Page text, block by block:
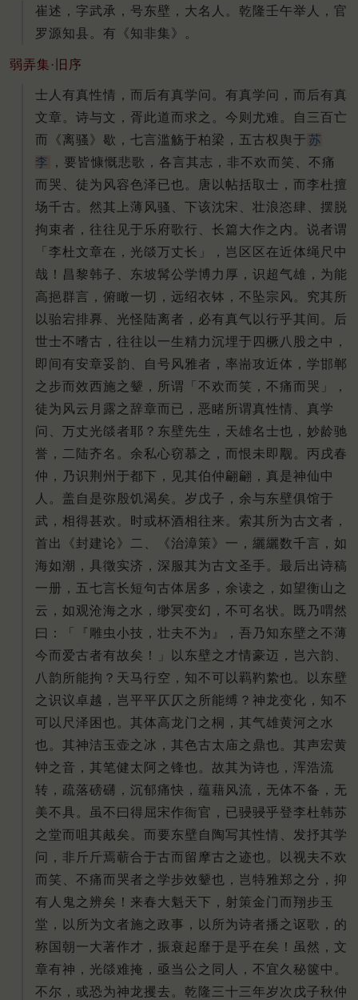
崔述，字武承，号东壁，大名人。乾隆壬午举人，官
罗源知县。有《知非集》。
弱弄集·旧序
士人有真性情，而后有真学问。 有真学问，而后有真
文章。 诗与文，胥此道而求之。 今则尤难。
自三百亡
而《离骚》歇，七言滥觞于柏梁，五古权舆于 苏
李
，要皆慷慨悲歌，各言其志，非不欢而笑、不痛
而哭、徒为风容色泽已也。
唐以帖括取士，而李杜擅
场千古。 然其上薄风骚、下该沈宋、壮浪恣肆、摆脱
拘束者，往往见于乐府歌行、长篇大作之内。 说者谓
「李杜文章在，光燄万丈长」，岂区区在近体绳尺中
哉！ 昌黎韩子、东坡髯公学博力厚，识超气雄，为能
高挹群言，俯瞰一切，远绍衣钵，不坠宗风。 究其所
以骀宕排奡、光怪陆离者，必有真气以行乎其间。
后
世士不嗜古，往往以一生精力沉埋于四橛八股之中，
即间有安章妥韵、自号风雅者，率耑攻近体，学邯郸
之步而效西施之颦，所谓「不欢而笑，不痛而哭」，
徒为风云月露之辞章而已，恶睹所谓真性情、真学
问、万丈光燄者耶？ 东壁先生，天雄名士也，妙龄驰
誉，二陆齐名。 余私心窃慕之，而恨未即觏。 丙戌春
仲，乃识荆州于都下，见其伯仲翩翩，真是神仙中
人。 盖自是弥殷饥渴矣。 岁戊子，余与东壁俱馆于
武，相得甚欢。
时或杯酒相往来。 索其所为古文者，
首出《封建论》二、《治漳策》一，纚纚数千言，如
海如潮，具徵实济，深服其为古文圣手。 最后出诗稿
一册，五七言长短句古体居多，余读之，如望衡山之
云，如观沧海之水，缈冥变幻，不可名状。
既乃喟然
曰：「『雕虫小技，壮夫不为』，吾乃知东壁之不薄
今而爱古者有故矣！
」以东壁之才情豪迈，岂六韵、
八韵所能拘？ 天马行空，知不可以羁靮絷也。
以东壁
之识议卓越，岂平平仄仄之所能缚？ 神龙变化，知不
可以尺泽困也。 其体高龙门之桐，其气雄黄河之水
也。 其神洁玉壶之冰，其色古太庙之鼎也。 其声宏黄
钟之音，其笔健太阿之锋也。 故其为诗也，浑浩流
转，疏落磅礴，沉郁痛快，蕴藉风流，无体不备，无
美不具。
虽不曰得屈宋作衙官，已骎骎乎登李杜韩苏
之堂而咀其胾矣。 而要东壁自陶写其性情、发抒其学
问，非斤斤焉蕲合于古而留摩古之迹也。
以视夫不欢
而笑、不痛而哭者之学步效颦也，岂特雅郑之分，抑
有人鬼之辨矣！ 来春大魁天下，射策金门而翔步玉
堂，以所为文者施之政事，以所为诗者播之讴歌，的
称国朝一大著作才，振衰起靡于是乎在矣！ 虽然，文
章有神，光燄难掩，亟当公之同人，不宜久秘箧中。
不尔，或恐为神龙攫去。 乾隆三十三年岁次戊子秋仲